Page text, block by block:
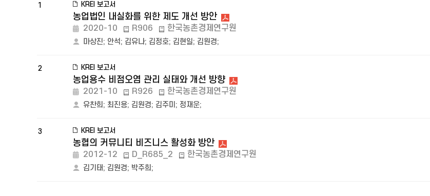
1 KREI 보고서
농업법인 내실화를 위한 제도 개선 방안
2020-10 R906 한국농촌경제연구원
마상진; 안석; 김유나; 김정호; 김현일; 김원경;
2 KREI 보고서
농업용수 비점오염 관리 실태와 개선 방향
2021-10 R926 한국농촌경제연구원
유찬희 ; 최진용; 김원경; 김주미 ; 정재운;
3 KREI 보고서
농협의 커뮤니티 비즈니스 활성화 방안
2012-12 D_R685_2 한국농촌경제연구원
김기태; 김원경; 박주희 ;